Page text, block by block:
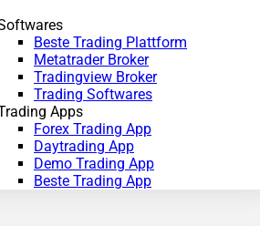
Beste Trading Plattform
Metatrader Broker
Tradingview Broker
Trading Softwares
Apps
Forex Trading App
Daytrading App
Demo Trading App
Beste Trading App